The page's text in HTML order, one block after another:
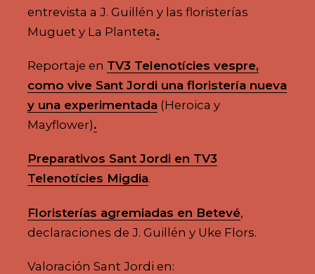
entrevista a J. Guillén y las floristerías
Muguet y La Planteta.
Reportaje en TV3 Telenotícies vespre,
como vive Sant Jordi una floristería nueva
y una experimentada(Heroica y
Mayflower).
Preparativos Sant Jordi en TV3
Telenotícies Migdia.
Floristerías agremiadas en Betevé,
declaraciones de J. Guillén y Uke Flors.
Valoración Sant Jordi en: